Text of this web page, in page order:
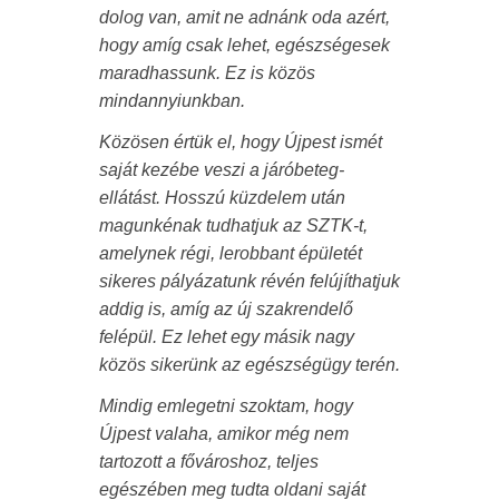
dolog van, amit ne adnánk oda azért,
hogy amíg csak lehet, egészségesek
maradhassunk. Ez is közös
mindannyiunkban.
Közösen értük el, hogy Újpest ismét
saját kezébe veszi a járóbeteg-
ellátást. Hosszú küzdelem után
magunkénak tudhatjuk az SZTK-t,
amelynek régi, lerobbant épületét
sikeres pályázatunk révén felújíthatjuk
addig is, amíg az új szakrendelő
felépül. Ez lehet egy másik nagy
közös sikerünk az egészségügy terén.
Mindig emlegetni szoktam, hogy
Újpest valaha, amikor még nem
tartozott a fővároshoz, teljes
egészében meg tudta oldani saját